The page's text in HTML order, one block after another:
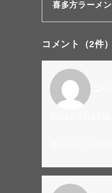
喜多方ラーメン
コメント （2件）